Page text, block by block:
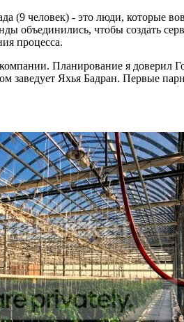
(9 человек) - это люди, которые
объединились, чтобы создать
процесса.
Планирование я доверил
заведует Яхья Бадран. Первые